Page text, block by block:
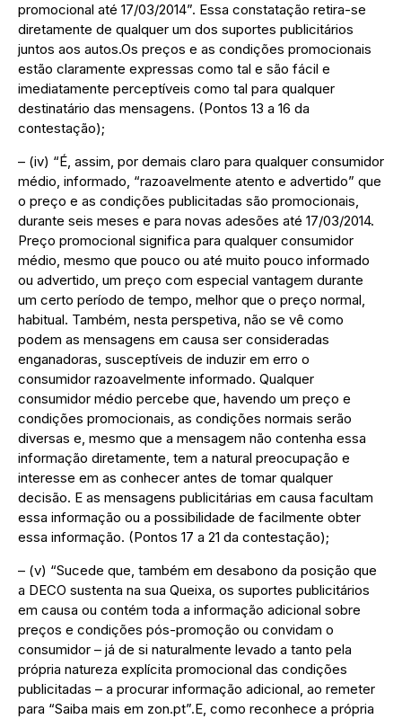
promocional até 17/03/2014”. Essa constatação retira-se
diretamente de qualquer um dos suportes publicitários
juntos aos autos.Os preços e as condições promocionais
estão claramente expressas como tal e são fácil e
imediatamente perceptíveis como tal para qualquer
destinatário das mensagens. (Pontos 13 a 16 da
contestação);
– (iv) “É, assim, por demais claro para qualquer consumidor
médio, informado, “razoavelmente atento e advertido” que
o preço e as condições publicitadas são promocionais,
durante seis meses e para novas adesões até 17/03/2014.
Preço promocional significa para qualquer consumidor
médio, mesmo que pouco ou até muito pouco informado
ou advertido, um preço com especial vantagem durante
um certo período de tempo, melhor que o preço normal,
habitual. Também, nesta perspetiva, não se vê como
podem as mensagens em causa ser consideradas
enganadoras, susceptíveis de induzir em erro o
consumidor razoavelmente informado. Qualquer
consumidor médio percebe que, havendo um preço e
condições promocionais, as condições normais serão
diversas e, mesmo que a mensagem não contenha essa
informação diretamente, tem a natural preocupação e
interesse em as conhecer antes de tomar qualquer
decisão. E as mensagens publicitárias em causa facultam
essa informação ou a possibilidade de facilmente obter
essa informação. (Pontos 17 a 21 da contestação);
– (v) “Sucede que, também em desabono da posição que
a DECO sustenta na sua Queixa, os suportes publicitários
em causa ou contém toda a informação adicional sobre
preços e condições pós-promoção ou convidam o
consumidor – já de si naturalmente levado a tanto pela
própria natureza explícita promocional das condições
publicitadas – a procurar informação adicional, ao remeter
para “Saiba mais em zon.pt”.E, como reconhece a própria